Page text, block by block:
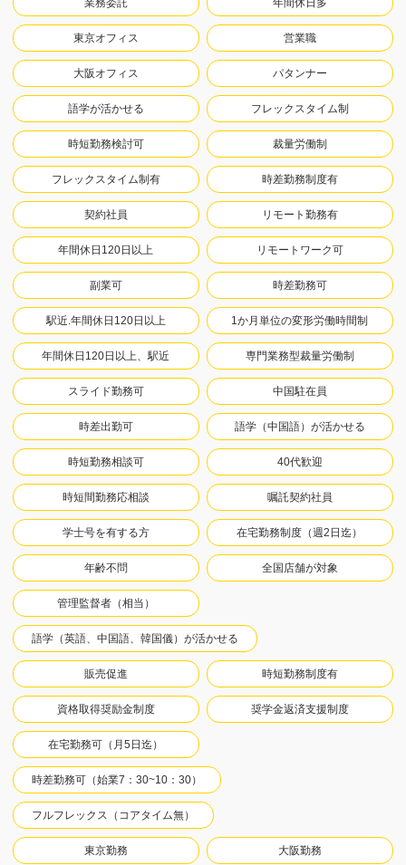
業務委託 年間休日多
東京オフィス 営業職
大阪オフィス パタンナー
語学が活かせる フレックスタイム制
時短勤務検討可 裁量労働制
フレックスタイム制有 時差勤務制度有
契約社員 リモート勤務有
年間休日120日以上 リモートワーク可
副業可 時差勤務可
駅近.年間休日120日以上 1か月単位の変形労働時間制
年間休日120日以上、駅近 専門業務型裁量労働制
スライド勤務可 中国駐在員
時差出勤可 語学（中国語）が活かせる
時短勤務相談可 40代歓迎
時短間勤務応相談 嘱託契約社員
学士号を有する方 在宅勤務制度（週2日迄）
年齢不問 全国店舗が対象
管理監督者（相当）
語学（英語、中国語、韓国儀）が活かせる
販売促進 時短勤務制度有
資格取得奨励金制度 奨学金返済支援制度
在宅勤務可（月5日迄）
時差勤務可（始業7：30~10：30）
フルフレックス（コアタイム無）
東京勤務 大阪勤務